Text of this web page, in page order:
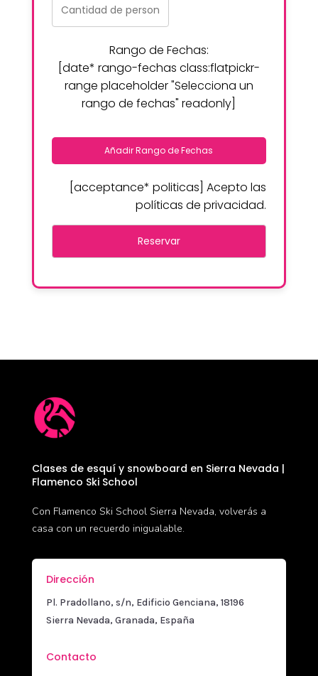
Rango de Fechas:
[date* rango-fechas class:flatpickr-
range placeholder "Selecciona un
rango de fechas" readonly]
Añadir Rango de Fechas
[acceptance* politicas] Acepto las
políticas de privacidad.
Clases de esquí y snowboard en Sierra Nevada |
Flamenco Ski School
Con Flamenco Ski School Sierra Nevada, volverás a
casa con un recuerdo inigualable.
Dirección
Pl. Pradollano, s/n, Edificio Genciana, 18196
Sierra Nevada, Granada, España
Contacto